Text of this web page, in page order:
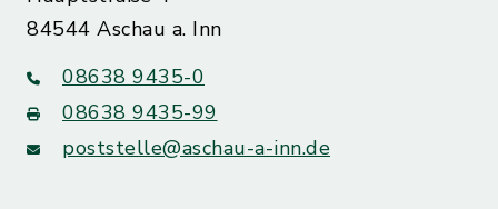
84544 Aschau a. Inn
08638 9435-0
08638 9435-99
poststelle@aschau-a-inn.de